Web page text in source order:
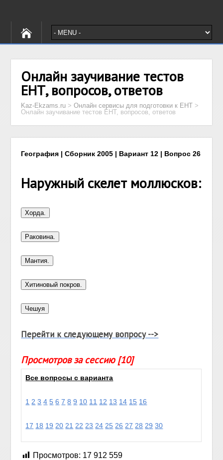
Онлайн заучивание тестов
ЕНТ, вопросов, ответов
Kaz-Ekzams.ru >Онлайн сервисы для подготовки к ЕНТ >
Онлайн заучивание тестов ЕНТ, вопросов, ответов
География | Сборник 2005 | Вариант 12 | Вопрос 26
Наружный скелет моллюсков:
Перейти к следующему вопросу -->
Просмотров за сессию [10]
Все вопросы с варианта
1 2 3 4 5 6 7 8 9 10 11 12 13 14 15 16
17 18 19 20 21 22 23 24 25 26 27 28 29 30
Просмотров: 17 912 559